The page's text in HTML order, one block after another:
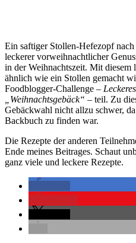
Ein saftiger Stollen-Hefezopf
leckerer vorweihnachtlicher
in der Weihnachtszeit. Mit diesem
ähnlich wie ein Stollen gemacht
Foodblogger-Challenge –
„Weihnachtsgebäck“ – teil. Zu
Gebäckwahl nicht allzu schwer,
Backbuch zu finden war.
Die Rezepte der anderen
Ende meines Beitrages. Schaut
ganz viele und leckere Rezepte.